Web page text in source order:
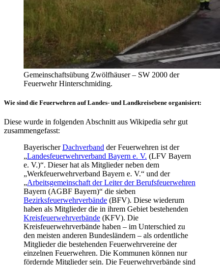
Gemeinschaftsübung Zwölfhäuser – SW 2000 der
Feuerwehr Hinterschmiding.
Wie sind die Feuerwehren auf Landes- und Landkreisebene organisiert:
Diese wurde in folgenden Abschnitt aus Wikipedia sehr gut
zusammengefasst:
BayerischerDachverband der Feuerwehren ist der
„Landesfeuerwehrverband Bayern e. V. (LFV Bayern
e. V.)“. Dieser hat als Mitglieder neben dem
„Werkfeuerwehrverband Bayern e. V.“ und der
„Arbeitsgemeinschaft der Leiter der Berufsfeuerwehren
Bayern (AGBF Bayern)“ die sieben
Bezirksfeuerwehrverbände (BFV). Diese wiederum
haben als Mitglieder die in ihrem Gebiet bestehenden
Kreisfeuerwehrverbände (KFV). Die
Kreisfeuerwehrverbände haben – im Unterschied zu
den meisten anderen Bundesländern – als ordentliche
Mitglieder die bestehenden Feuerwehrvereine der
einzelnen Feuerwehren. Die Kommunen können nur
fördernde Mitglieder sein. Die Feuerwehrverbände sind